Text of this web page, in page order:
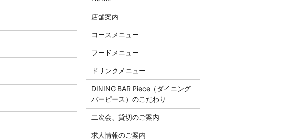
店舗案内
コースメニュー
フードメニュー
ドリンクメニュー
DINING BAR Piece（ダイニング
バーピース）のこだわり
二次会、貸切のご案内
求人情報のご案内